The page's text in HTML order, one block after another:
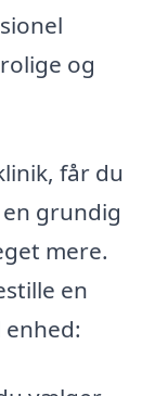
og
får du
grundig
mere.
en